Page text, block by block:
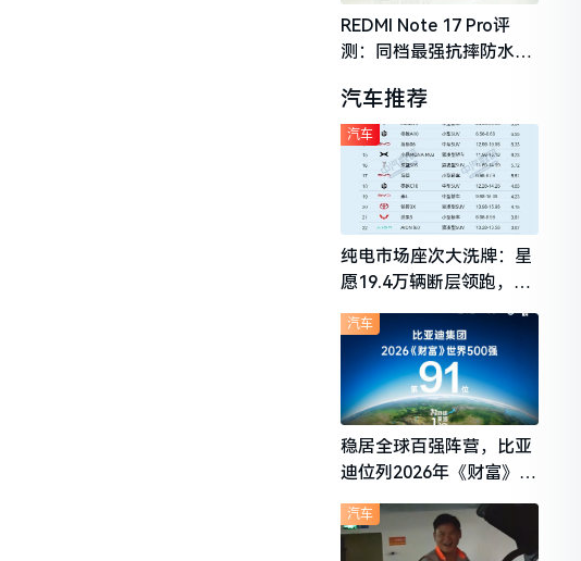
REDMI Note 17 Pro评
测：同档最强抗摔防水，
守门员
汽车推荐
纯电市场座次大洗牌：星
愿19.4万辆断层领跑，理
想i6成最强黑马
汽车
稳居全球百强阵营，比亚
迪位列2026年《财富》世
汽车
汽车